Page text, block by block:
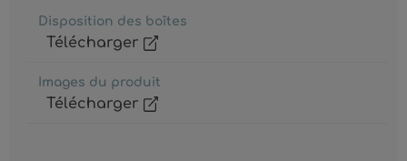
Disposition des boîtes
Télécharger
Images du produit
Télécharger